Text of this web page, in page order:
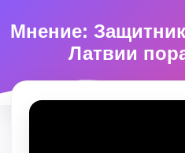
Мнение:
Латвии